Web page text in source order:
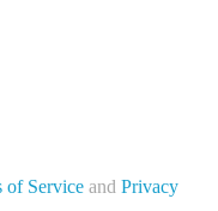
of Service and Privacy